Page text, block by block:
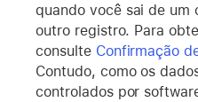
quando você sai de um
outro registro. Para
consulte Confirmação
Contudo, como os
controlados por